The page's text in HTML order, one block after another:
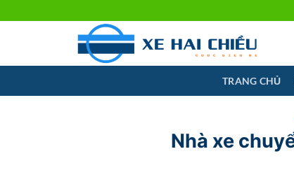
TRANG CHỦ
Nhà xe